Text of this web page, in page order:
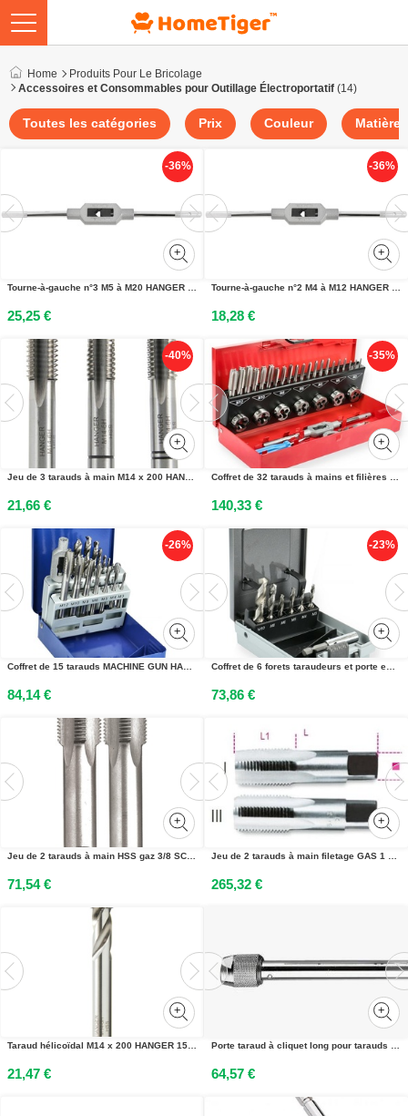
Home
Produits Pour Le Bricolage
Accessoires et Consommables pour Outillage Électroportatif (14)
Toutes les catégories Prix Couleur Matière
-36%
25,25 €
-36%
18,28 €
-40%
Jeu de 3 tarauds à main M14 x 200 HANGER 155817
21,66 €
-35%
140,33 €
-26%
Coffret de 15 tarauds MACHINE GUN HANGER 155897
84,14 €
-23%
73,86 €
Jeu de 2 tarauds à main HSS gaz 3/8 SCHILL 092-3/8
71,54 € 265,32 €
Taraud hélicoïdal M14 x 200 HANGER 155827
21,47 € 64,57 €